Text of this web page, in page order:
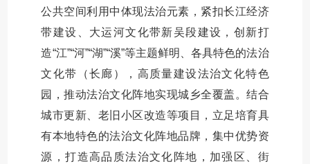
公共空间利用中体现法治元素，紧扣长江经济
带建设、大运河文化带新吴段建设，创新打
造“江”“河”“湖”“溪”等主题鲜明、各具特色的法治
文化带（长廊），高质量建设法治文化特色
园，推动法治文化阵地实现城乡全覆盖。结合
城市更新、老旧小区改造等项目，立足培育具
有本地特色的法治文化阵地品牌，集中优势资
源，打造高品质法治文化阵地，加强区、街